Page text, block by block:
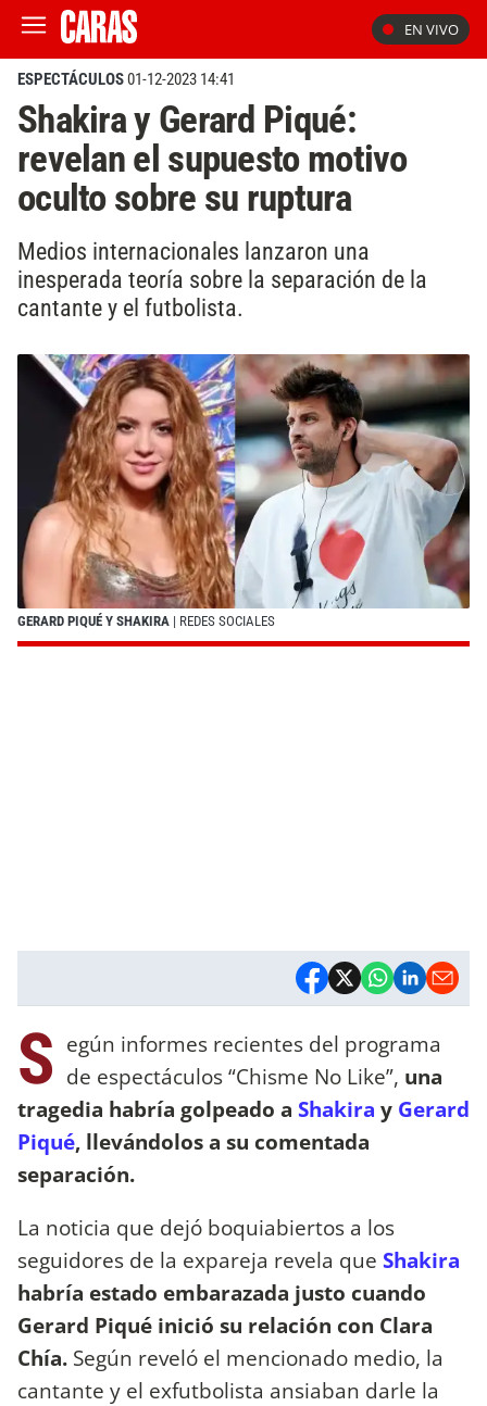
EN VIVO
ESPECTÁCULOS01-12-2023 14:41
Shakira y Gerard Piqué:
revelan el supuesto motivo
oculto sobre su ruptura
Medios internacionales lanzaron una
inesperada teoría sobre la separación de la
cantante y el futbolista.
GERARD PIQUÉ Y SHAKIRA | REDES SOCIALES
S egún informes recientes del programa
de espectáculos “Chisme No Like”, una
tragedia habría golpeado a Shakira y Gerard
Piqué, llevándolos a su comentada
separación.
La noticia que dejó boquiabiertos a los
seguidores de la expareja revela que Shakira
habría estado embarazada justo cuando
Gerard Piqué inició su relación con Clara
Chía. Según reveló el mencionado medio, la
cantante y el exfutbolista ansiaban darle la